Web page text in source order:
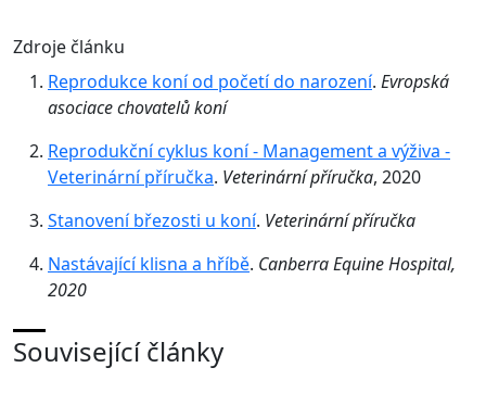
Zdroje článku
Reprodukce koní od početí do narození. Evropská
asociace chovatelů koní
Reprodukční cyklus koní - Management a výživa -
Veterinární příručka. Veterinární příručka, 2020
Stanovení březosti u koní. Veterinární příručka
Nastávající klisna a hříbě. Canberra Equine Hospital,
2020
Související články